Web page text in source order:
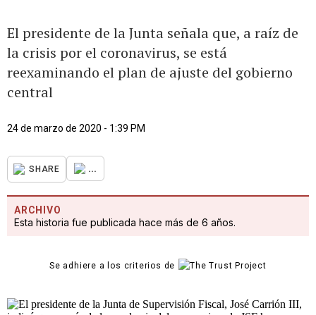
El presidente de la Junta señala que, a raíz de
la crisis por el coronavirus, se está
reexaminando el plan de ajuste del gobierno
central
24 de marzo de 2020 - 1:39 PM
SHARE ...
ARCHIVO
Esta historia fue publicada hace más de 6 años.
Se adhiere a los criterios de